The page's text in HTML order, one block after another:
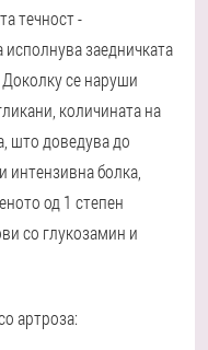
течност -
исполнува заедничката
се наруши
количината на
што доведува до
интензивна болка,
од 1 степен
со глукозамин и
артроза: